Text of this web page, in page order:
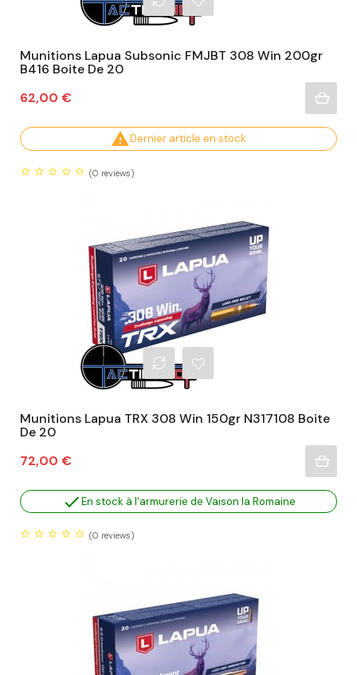
Munitions Lapua Subsonic FMJBT 308 Win 200gr
B416 Boite De 20
Prix
62,00 €
Dernier article en stock
(0 reviews)
Munitions Lapua TRX 308 Win 150gr N317108 Boite
De 20
Prix
72,00 €
En stock à l'armurerie de Vaison la Romaine
(0 reviews)